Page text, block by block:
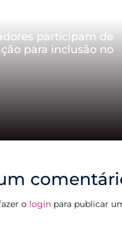
participam de
para inclusão no
o login para publicar